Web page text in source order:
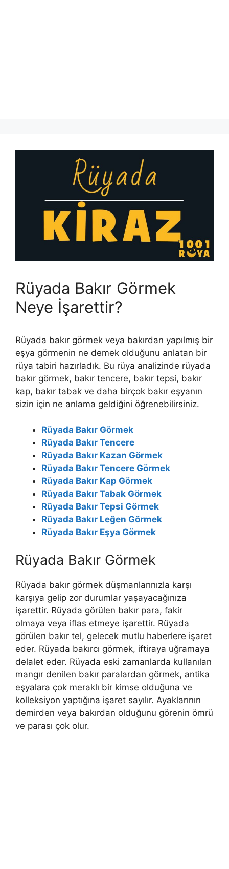
Rüyada Bakır Görmek
Neye İşarettir?
Rüyada bakır görmek veya bakırdan yapılmış bir
eşya görmenin ne demek olduğunu anlatan bir
rüya tabiri hazırladık. Bu rüya analizinde rüyada
bakır görmek, bakır tencere, bakır tepsi, bakır
kap, bakır tabak ve daha birçok bakır eşyanın
sizin için ne anlama geldiğini öğrenebilirsiniz.
Rüyada Bakır Görmek
Rüyada Bakır Tencere
Rüyada Bakır Kazan Görmek
Rüyada Bakır Tencere Görmek
Rüyada Bakır Kap Görmek
Rüyada Bakır Tabak Görmek
Rüyada Bakır Tepsi Görmek
Rüyada Bakır Leğen Görmek
Rüyada Bakır Eşya Görmek
Rüyada Bakır Görmek
Rüyada bakır görmek düşmanlarınızla karşı
karşıya gelip zor durumlar yaşayacağınıza
işarettir. Rüyada görülen bakır para, fakir
olmaya veya iflas etmeye işarettir. Rüyada
görülen bakır tel, gelecek mutlu haberlere işaret
eder. Rüyada bakırcı görmek, iftiraya uğramaya
delalet eder. Rüyada eski zamanlarda kullanılan
mangır denilen bakır paralardan görmek, antika
eşyalara çok meraklı bir kimse olduğuna ve
kolleksiyon yaptığına işaret sayılır. Ayaklarının
demirden veya bakırdan olduğunu görenin ömrü
ve parası çok olur.